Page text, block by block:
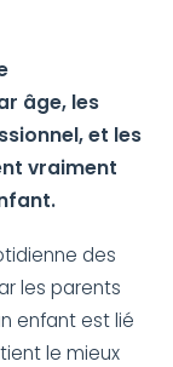
âge, les
et les
vraiment
des
les parents
enfant est lié
le mieux